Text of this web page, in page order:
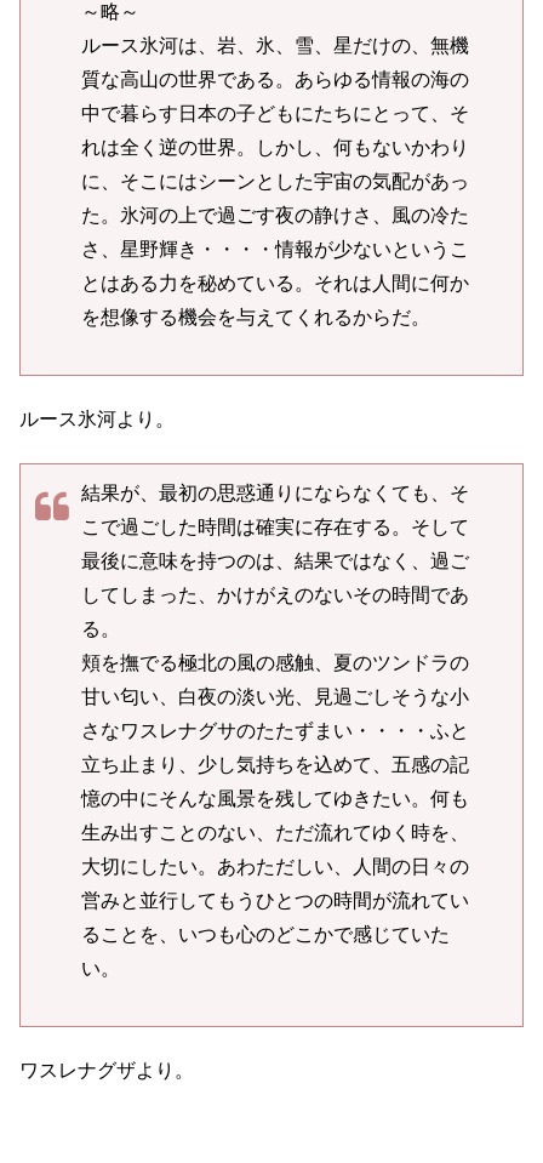
～略～
ルース氷河は、岩、氷、雪、星だけの、無機
質な高山の世界である。あらゆる情報の海の
中で暮らす日本の子どもにたちにとって、そ
れは全く逆の世界。しかし、何もないかわり
に、そこにはシーンとした宇宙の気配があっ
た。氷河の上で過ごす夜の静けさ、風の冷た
さ、星野輝き・・・・情報が少ないというこ
とはある力を秘めている。それは人間に何か
を想像する機会を与えてくれるからだ。
ルース氷河より。
結果が、最初の思惑通りにならなくても、そ
こで過ごした時間は確実に存在する。そして
最後に意味を持つのは、結果ではなく、過ご
してしまった、かけがえのないその時間であ
る。
頬を撫でる極北の風の感触、夏のツンドラの
甘い匂い、白夜の淡い光、見過ごしそうな小
さなワスレナグサのたたずまい・・・・ふと
立ち止まり、少し気持ちを込めて、五感の記
憶の中にそんな風景を残してゆきたい。何も
生み出すことのない、ただ流れてゆく時を、
大切にしたい。あわただしい、人間の日々の
営みと並行してもうひとつの時間が流れてい
ることを、いつも心のどこかで感じていた
い。
ワスレナグザより。